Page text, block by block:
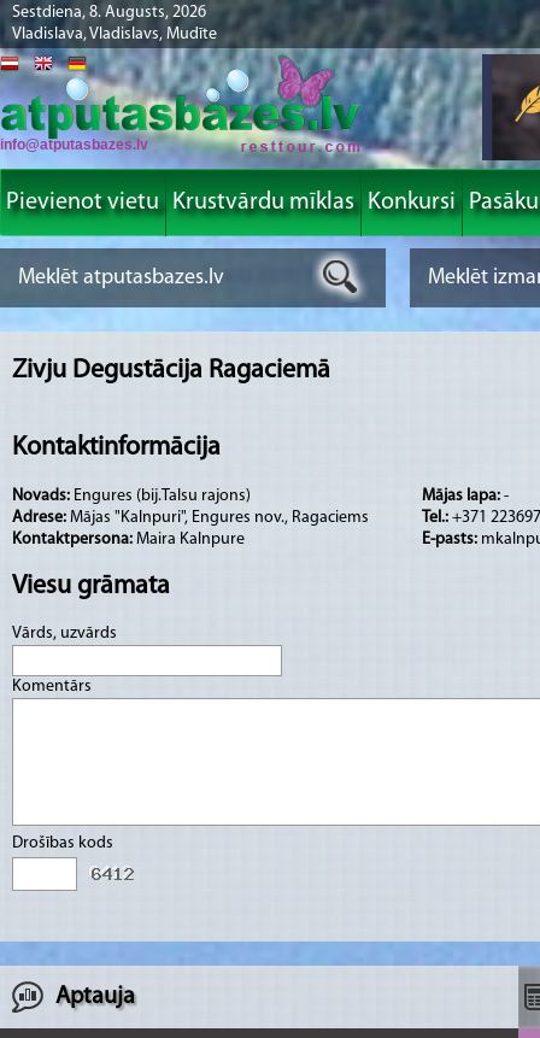
Sestdiena, 8. Augusts, 2026
Vladislava, Vladislavs, Mudīte
info@atputasbazes.lv
Pievienot vietu Krustvārdu mīklas Konkursi
Zivju Degustācija Ragaciemā
Kontaktinformācija
Novads: Engures (bij.Talsu rajons)
Adrese: Mājas "Kalnpuri", Engures nov., Ragaciems
Kontaktpersona: Maira Kalnpure
Mājas lapa: -
Tel.: +371
E-pasts:
Viesu grāmata
Vārds, uzvārds
Komentārs
Drošības kods
Aptauja